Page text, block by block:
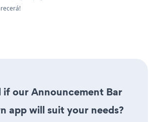
if our Announcement Bar
app will suit your needs?